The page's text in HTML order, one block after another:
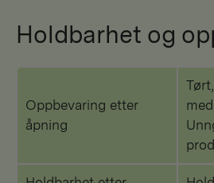
Holdbarhet og
Oppbevaring etter
åpning